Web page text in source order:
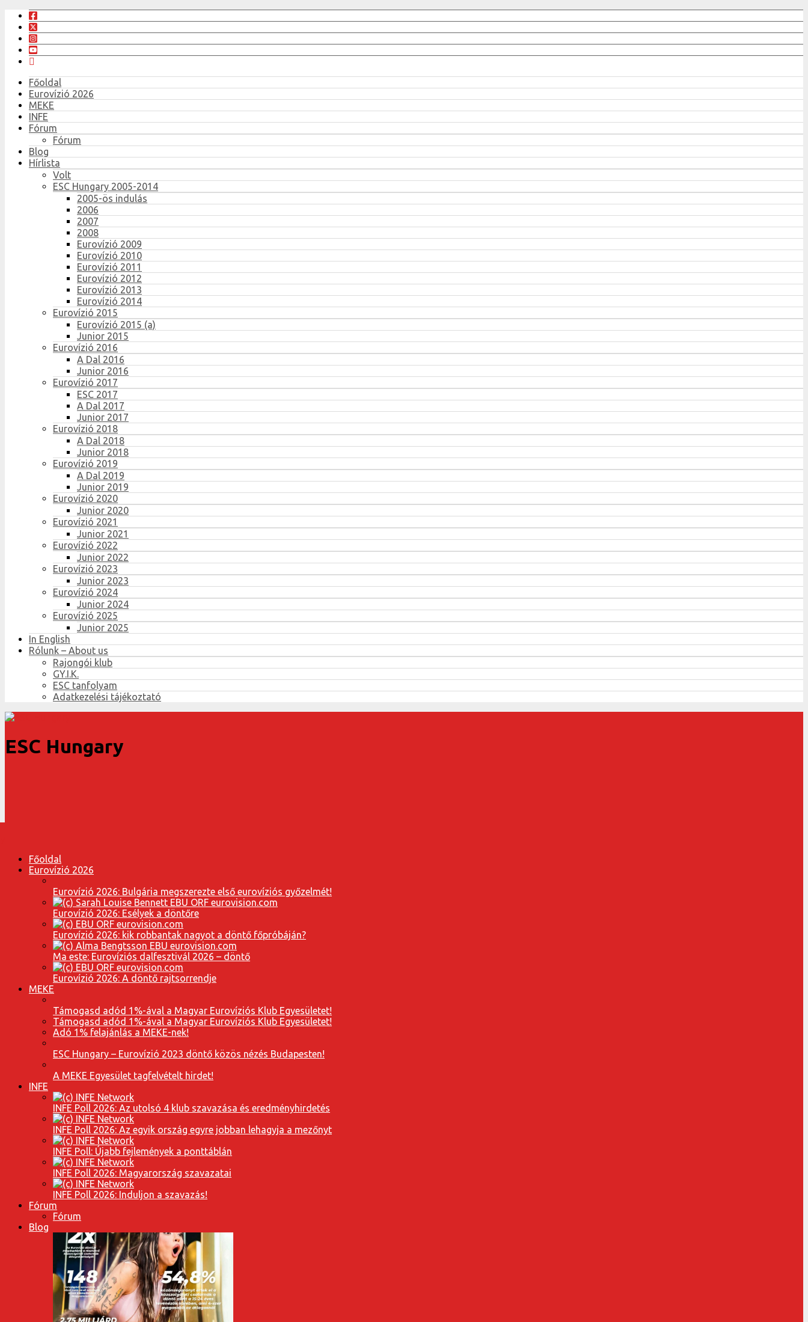
Főoldal
Eurovízió 2026
MEKE
INFE
Fórum
Fórum
Blog
Hírlista
Volt
ESC Hungary 2005-2014
2005-ös indulás
2006
2007
2008
Eurovízió 2009
Eurovízió 2010
Eurovízió 2011
Eurovízió 2012
Eurovízió 2013
Eurovízió 2014
Eurovízió 2015
Eurovízió 2015 (a)
Junior 2015
Eurovízió 2016
A Dal 2016
Junior 2016
Eurovízió 2017
ESC 2017
A Dal 2017
Junior 2017
Eurovízió 2018
A Dal 2018
Junior 2018
Eurovízió 2019
A Dal 2019
Junior 2019
Eurovízió 2020
Junior 2020
Eurovízió 2021
Junior 2021
Eurovízió 2022
Junior 2022
Eurovízió 2023
Junior 2023
Eurovízió 2024
Junior 2024
Eurovízió 2025
Junior 2025
In English
Rólunk – About us
Rajongói klub
GY.I.K.
ESC tanfolyam
Adatkezelési tájékoztató
ESC Hungary
Főoldal
Eurovízió 2026
Eurovízió 2026: Bulgária megszerezte első eurovíziós győzelmét!
Eurovízió 2026: Esélyek a döntőre
Eurovízió 2026: kik robbantak nagyot a döntő főpróbáján?
Ma este: Eurovíziós dalfesztivál 2026 – döntő
Eurovízió 2026: A döntő rajtsorrendje
MEKE
Támogasd adód 1%-ával a Magyar Eurovíziós Klub Egyesületet!
Támogasd adód 1%-ával a Magyar Eurovíziós Klub Egyesületet!
Adó 1% felajánlás a MEKE-nek!
ESC Hungary – Eurovízió 2023 döntő közös nézés Budapesten!
A MEKE Egyesület tagfelvételt hirdet!
INFE
INFE Poll 2026: Az utolsó 4 klub szavazása és eredményhirdetés
INFE Poll 2026: Az egyik ország egyre jobban lehagyja a mezőnyt
INFE Poll: Újabb fejlemények a ponttáblán
INFE Poll 2026: Magyarország szavazatai
INFE Poll 2026: Induljon a szavazás!
Fórum
Fórum
Blog